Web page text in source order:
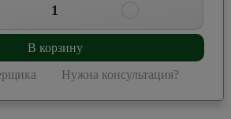
1
В корзину
Нужна консультация?